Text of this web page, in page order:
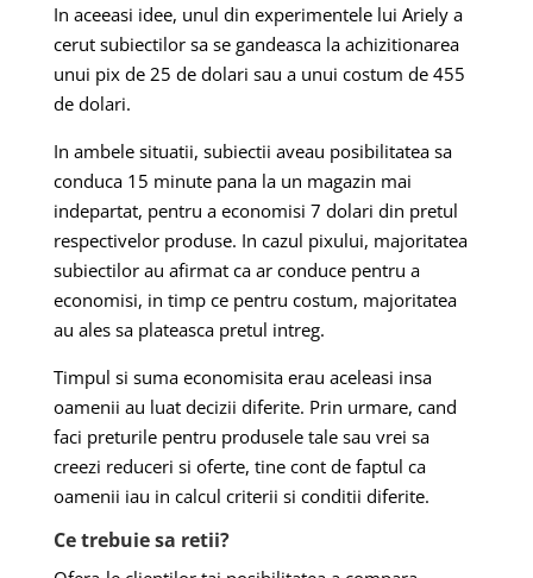
In aceeasi idee, unul din experimentele lui Ariely a
cerut subiectilor sa se gandeasca la achizitionarea
unui pix de 25 de dolari sau a unui costum de 455
de dolari.
In ambele situatii, subiectii aveau posibilitatea sa
conduca 15 minute pana la un magazin mai
indepartat, pentru a economisi 7 dolari din pretul
respectivelor produse. In cazul pixului, majoritatea
subiectilor au afirmat ca ar conduce pentru a
economisi, in timp ce pentru costum, majoritatea
au ales sa plateasca pretul intreg.
Timpul si suma economisita erau aceleasi insa
oamenii au luat decizii diferite. Prin urmare, cand
faci preturile pentru produsele tale sau vrei sa
creezi reduceri si oferte, tine cont de faptul ca
oamenii iau in calcul criterii si conditii diferite.
Ce trebuie sa retii?